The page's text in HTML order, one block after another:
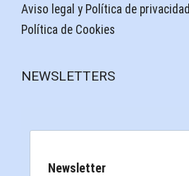
Aviso legal y Política de privacidad
Política de Cookies
NEWSLETTERS
Newsletter